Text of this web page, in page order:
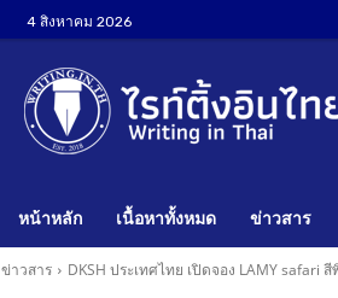
4 สิงหาคม 2026
หน้าหลัก เนื้อหาทั้งหมด ข่าวสาร
ข่าวสาร DKSH ประเทศไทย เปิดจอง LAMY safari